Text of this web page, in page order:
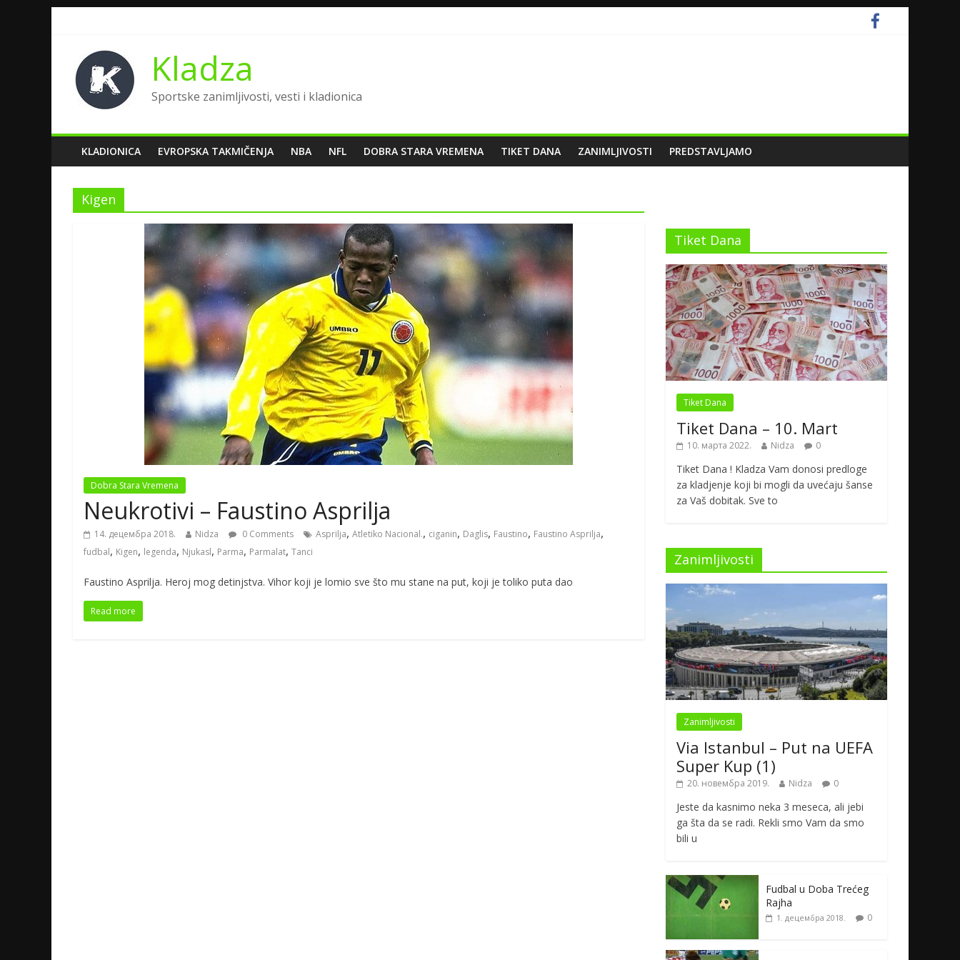
Kladza
Sportske zanimljivosti, vesti i kladionica
KLADIONICA EVROPSKA TAKMIČENJA NBA NFL DOBRA STARA VREMENA TIKET DANA ZANIMLJIVOSTI PREDSTAVLJAMO
Kigen
Dobra Stara Vremena
Neukrotivi – Faustino Asprilja
14. децембра 2018. Nidza 0 Comments Asprilja, Atletiko Nacional., ciganin, Daglis, Faustino, Faustino Asprilja,
fudbal, Kigen, legenda, Njukasl, Parma, Parmalat, Tanci
Faustino Asprilja. Heroj mog detinjstva. Vihor koji je lomio sve što mu stane na put, koji je toliko puta dao
Read more
Tiket Dana
Tiket Dana
Tiket Dana – 10. Mart
10. марта 2022. Nidza 0
Tiket Dana ! Kladza Vam donosi predloge
za kladjenje koji bi mogli da uvećaju šanse
za Vaš dobitak. Sve to
Zanimljivosti
Zanimljivosti
Via Istanbul – Put na UEFA
Super Kup (1)
20. новембра 2019. Nidza 0
Jeste da kasnimo neka 3 meseca, ali jebi
ga šta da se radi. Rekli smo Vam da smo
bili u
Fudbal u Doba Trećeg
Rajha
1. децембра 2018. 0